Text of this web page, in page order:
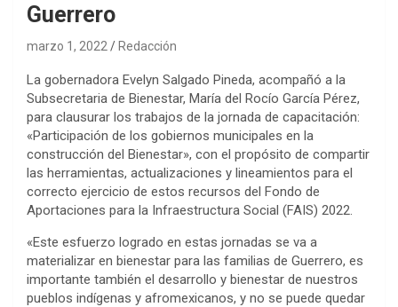
Guerrero
marzo 1, 2022 Redacción
La gobernadora Evelyn Salgado Pineda, acompañó a la
Subsecretaria de Bienestar, María del Rocío García Pérez,
para clausurar los trabajos de la jornada de capacitación:
«Participación de los gobiernos municipales en la
construcción del Bienestar», con el propósito de compartir
las herramientas, actualizaciones y lineamientos para el
correcto ejercicio de estos recursos del Fondo de
Aportaciones para la Infraestructura Social (FAIS) 2022.
«Este esfuerzo logrado en estas jornadas se va a
materializar en bienestar para las familias de Guerrero, es
importante también el desarrollo y bienestar de nuestros
pueblos indígenas y afromexicanos, y no se puede quedar